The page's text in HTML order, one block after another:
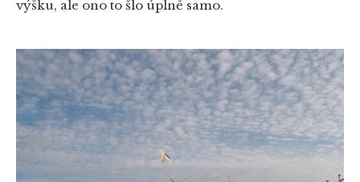
výšku, ale ono to šlo úplně samo.